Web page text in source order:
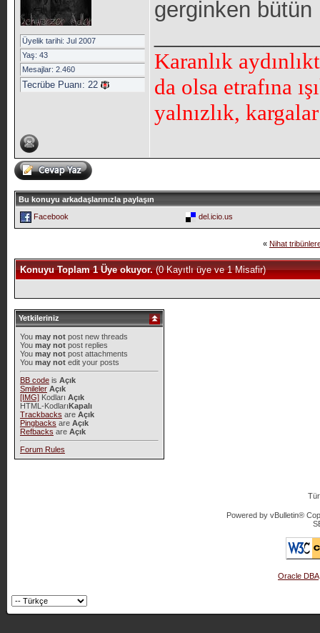
Üyelik tarihi: Jul 2007
Yaş: 43
Mesajlar: 2.460
Tecrübe Puanı: 22
gerginken bütün
Karanlık
da olsa etrafına
yalnızlık,
Bu konuyu arkadaşlarınızla paylaşın
Facebook
del.icio.us
« Nihat
Konuyu Toplam 1 Üye okuyor.(0 Kayıtlı üye ve 1 Misafir)
Yetkileriniz
You may notpost new threads
You may notpost replies
You may notpost attachments
You may notedit your posts
BB codeis Açık
Smileler Açık
[IMG]Kodları Açık
HTML-KodlarıKapalı
Trackbacks are Açık
Pingbacks are Açık
Refbacks are Açık
Forum Rules
Powered by vBulletin®
Oracle DBA